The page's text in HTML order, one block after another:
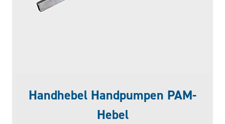
Handhebel Handpumpen PAM-
Hebel